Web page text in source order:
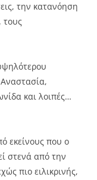
την κατανόηση
τους
και λοιπές…
εκείνους που ο
στενά από την
πιο ειλικρινής,